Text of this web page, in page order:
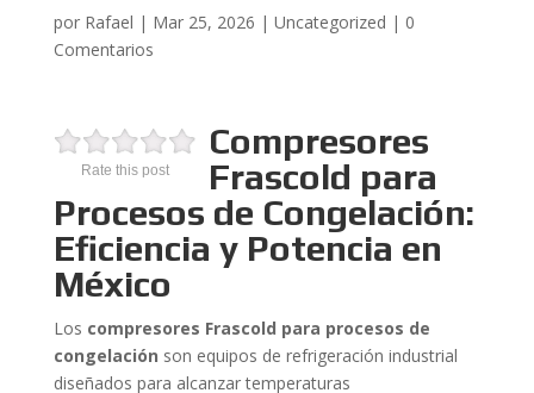
por Rafael | Mar 25, 2026 | Uncategorized | 0
Comentarios
Rate this post
Compresores
Frascold para
Procesos de Congelación:
Eficiencia y Potencia en
México
Los compresores Frascold para procesos de
congelación son equipos de refrigeración industrial
diseñados para alcanzar temperaturas